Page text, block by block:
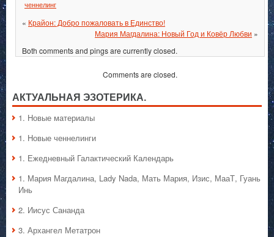
ченнелинг
« Крайон: Добро пожаловать в Единство!
Мария Магдалина: Новый Год и Ковёр Любви »
Both comments and pings are currently closed.
Comments are closed.
АКТУАЛЬНАЯ ЭЗОТЕРИКА.
1. Hовые материалы
1. Hовые ченнелинги
1. Ежедневный Галактический Календарь
1. Мария Магдалина, Lady Nada, Мать Мария, Изис, МааТ, Гуань
Инь
2. Иисус Сананда
3. Архангел Метатрон